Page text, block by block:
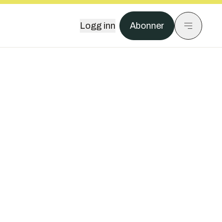
Logg inn Abonner